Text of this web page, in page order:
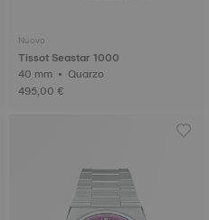
Nuovo
Tissot Seastar 1000
40 mm • Quarzo
495,00 €